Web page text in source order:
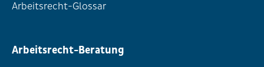
Arbeitsrecht-Glossar
Arbeitsrecht-Beratung